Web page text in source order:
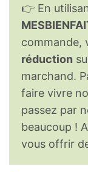
👉 En
commande,
réduction
marchand.
faire vivre
passez par
beaucoup !
vous offrir